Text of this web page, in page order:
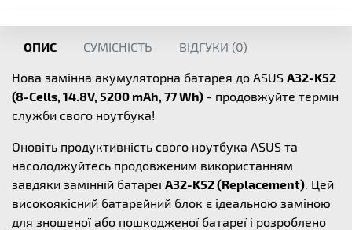
ОПИС СУМІСНІСТЬ ВІДГУКИ (0)
Нова замінна акумуляторна батарея до ASUS A32-K52
(8-Cells, 14.8V, 5200 mAh, 77 Wh) - продовжуйте термін
служби свого ноутбука!
Оновіть продуктивність свого ноутбука ASUS та
насолоджуйтесь продовженим використанням
завдяки замінній батареї A32-K52 (Replacement). Цей
високоякісний батарейний блок є ідеальною заміною
для зношеної або пошкодженої батареї і розроблено